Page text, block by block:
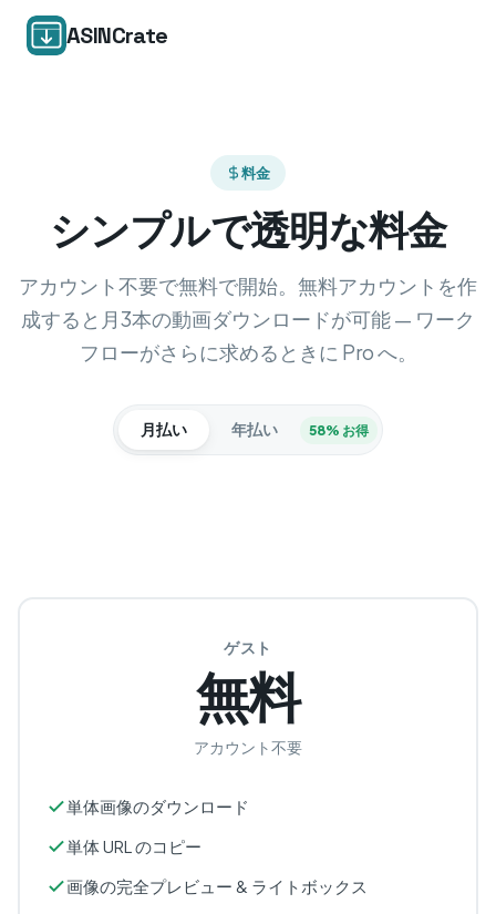
ASINCrate
料金
シンプルで透明な料金
アカウント不要で無料で開始。無料アカウントを作
成すると月3本の動画ダウンロードが可能 — ワーク
フローがさらに求めるときに Pro へ。
月払い 年払い 58% お得
ゲスト
無料
アカウント不要
単体画像のダウンロード
単体 URL のコピー
画像の完全プレビュー & ライトボックス